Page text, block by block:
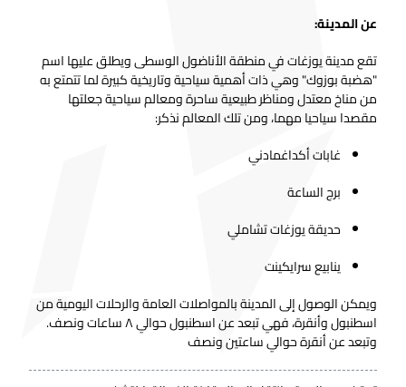
عن المدينة:
تقع مدينة يوزغات في منطقة الأناضول الوسطى ويطلق عليها اسم
"هضبة بوزوك" وهي ذات أهمية سياحية وتاريخية كبيرة لما تتمتع به
من مناخ معتدل ومناظر طبيعية ساحرة ومعالم سياحية جعلتها
مقصدا سياحيا مهما، ومن تلك المعالم نذكر:
غابات أكداغمادني
برج الساعة
حديقة يوزغات تشاملي
ينابيع سرايكينت
ويمكن الوصول إلى المدينة بالمواصلات العامة والرحلات اليومية من
اسطنبول وأنقرة، فهي تبعد عن اسطنبول حوالي ٨ ساعات ونصف.
وتبعد عن أنقرة حوالي ساعتين ونصف